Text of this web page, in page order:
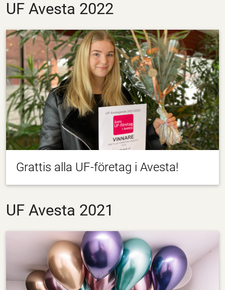
UF Avesta 2022
Grattis alla UF-företag i Avesta!
UF Avesta 2021